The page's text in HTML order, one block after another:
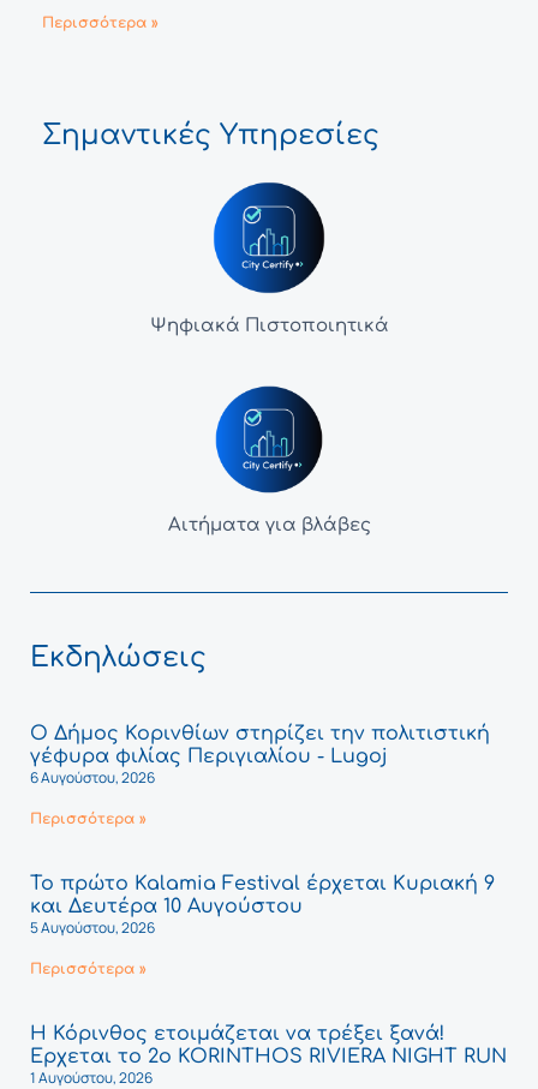
Περισσότερα »
Σημαντικές Υπηρεσίες
Ψηφιακά Πιστοποιητικά
Αιτήματα για βλάβες
Εκδηλώσεις
Ο Δήμος Κορινθίων στηρίζει την πολιτιστική
γέφυρα φιλίας Περιγιαλίου - Lugoj
6 Αυγούστου, 2026
Περισσότερα »
Το πρώτο Kalamia Festival έρχεται Κυριακή 9
και Δευτέρα 10 Αυγούστου
5 Αυγούστου, 2026
Περισσότερα »
Η Κόρινθος ετοιμάζεται να τρέξει ξανά!
Έρχεται το 2ο KORINTHOS RIVIERA NIGHT RUN
1 Αυγούστου, 2026